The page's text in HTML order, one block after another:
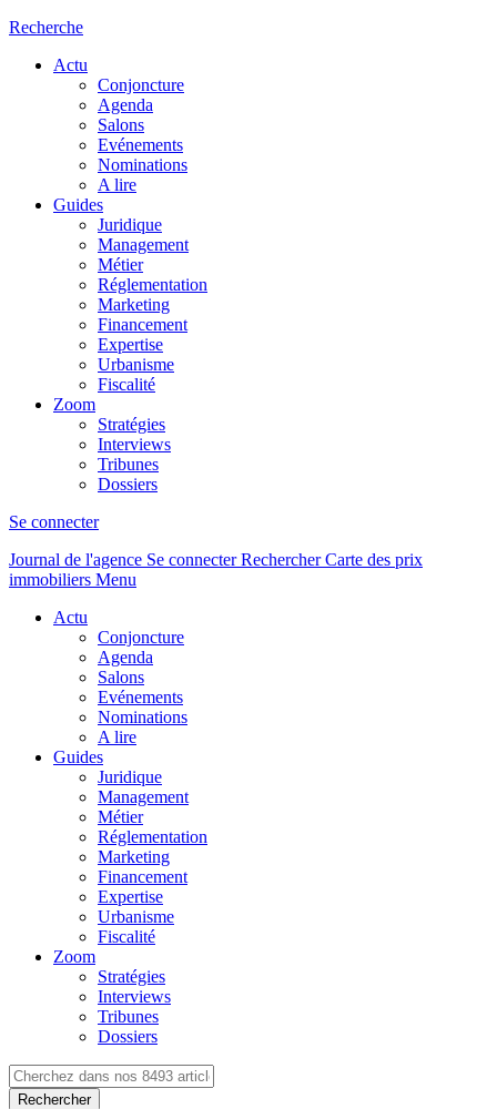
Recherche
Actu
Conjoncture
Agenda
Salons
Evénements
Nominations
A lire
Guides
Juridique
Management
Métier
Réglementation
Marketing
Financement
Expertise
Urbanisme
Fiscalité
Zoom
Stratégies
Interviews
Tribunes
Dossiers
Se connecter
Journal de l'agence Se connecterRechercher Carte des prix
immobiliers Menu
Actu
Conjoncture
Agenda
Salons
Evénements
Nominations
A lire
Guides
Juridique
Management
Métier
Réglementation
Marketing
Financement
Expertise
Urbanisme
Fiscalité
Zoom
Stratégies
Interviews
Tribunes
Dossiers
Rechercher